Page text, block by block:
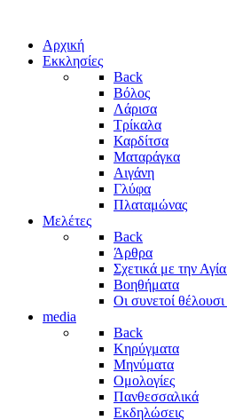
Αρχική
Εκκλησίες
Back
Βόλος
Λάρισα
Τρίκαλα
Καρδίτσα
Ματαράγκα
Αιγάνη
Γλύφα
Πλαταμώνας
Μελέτες
Back
Άρθρα
Σχετικά με την
Βοηθήματα
Οι συνετοί θέλουσι
media
Back
Κηρύγματα
Μηνύματα
Ομολογίες
Πανθεσσαλικά
Εκδηλώσεις